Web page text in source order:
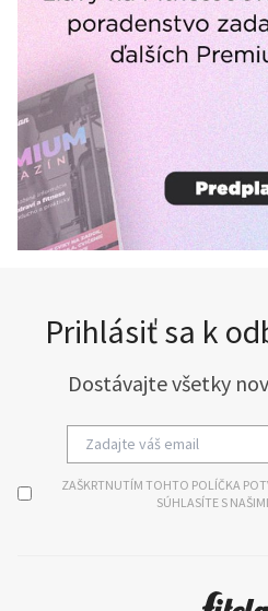
Prihlásiť sa k
Dostávajte všetky
ZAŠKRTNUTÍM TOHTO POLÍČKA
SÚHLASÍTE S